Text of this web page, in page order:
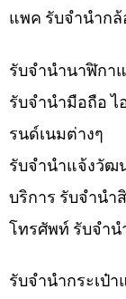
แพค รับจำนำกล้
รับจำนำนาฬิกา
รับจำนำมือถือ
รนด์เนมต่างๆ
รับจํานําแจ้งวัฒ
บริการ รับจำนำ
โทรศัพท์ รับจำ
รับจำนำกระเป๋